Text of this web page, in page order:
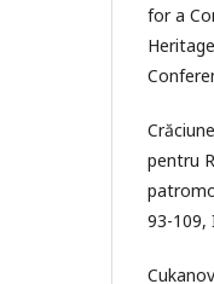
for a
pentru
93-109,